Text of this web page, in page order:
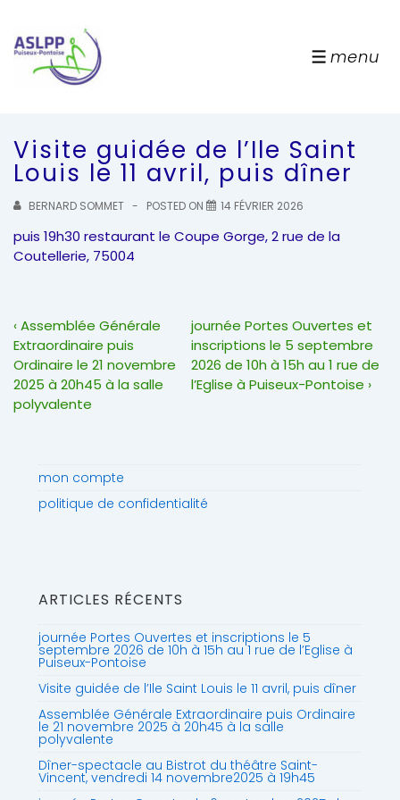
au
contenu
menu
menu
Visite guidée de l’Ile Saint
Louis le 11 avril, puis dîner
BERNARD SOMMET POSTED ON 14 FÉVRIER 2026
puis 19h30 restaurant le Coupe Gorge, 2 rue de la
Coutellerie, 75004
Navigation
de
l’article
Previous
Post
is
‹ Assemblée Générale
Extraordinaire puis
Ordinaire le 21 novembre
2025 à 20h45 à la salle
polyvalente
Next
Post
is
journée Portes Ouvertes et
inscriptions le 5 septembre
2026 de 10h à 15h au 1 rue de
l’Eglise à Puiseux-Pontoise ›
mon compte
politique de confidentialité
ARTICLES RÉCENTS
journée Portes Ouvertes et inscriptions le 5
septembre 2026 de 10h à 15h au 1 rue de l’Eglise à
Puiseux-Pontoise
Visite guidée de l’Ile Saint Louis le 11 avril, puis dîner
Assemblée Générale Extraordinaire puis Ordinaire
le 21 novembre 2025 à 20h45 à la salle
polyvalente
Dîner-spectacle au Bistrot du théâtre Saint-
Vincent, vendredi 14 novembre2025 à 19h45